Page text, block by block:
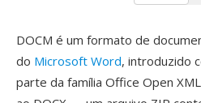
DOCM é um formato de
do Microsoft Word, introduzido
parte da família Office Open